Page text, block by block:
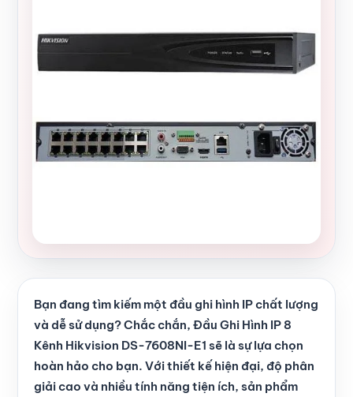
Bạn đang tìm kiếm một đầu ghi hình IP chất lượng
và dễ sử dụng? Chắc chắn, Đầu Ghi Hình IP 8
Kênh Hikvision DS-7608NI-E1 sẽ là sự lựa chọn
hoàn hảo cho bạn. Với thiết kế hiện đại, độ phân
giải cao và nhiều tính năng tiện ích, sản phẩm